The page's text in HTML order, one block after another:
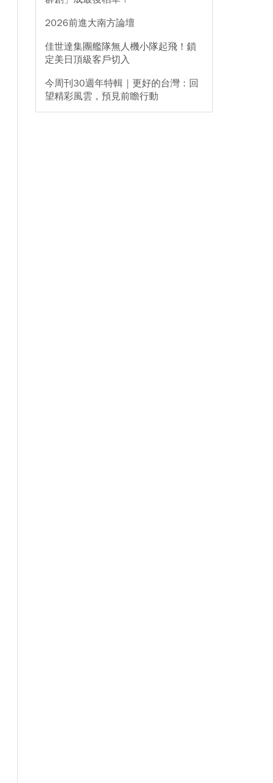
2026前進大南方論壇
佳世達集團艦隊無人機小隊起飛！鎖
定美日頂級客戶切入
今周刊30週年特輯｜更好的台灣：回
望精彩風雲，預見前瞻行動